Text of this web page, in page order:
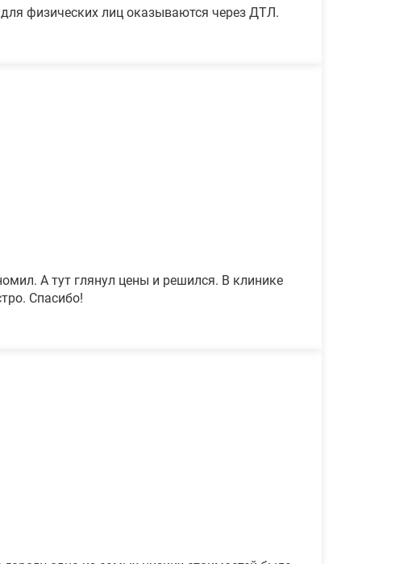
физических лиц оказываются через ДТЛ.
А тут глянул цены и решился. В клинике
Спасибо!